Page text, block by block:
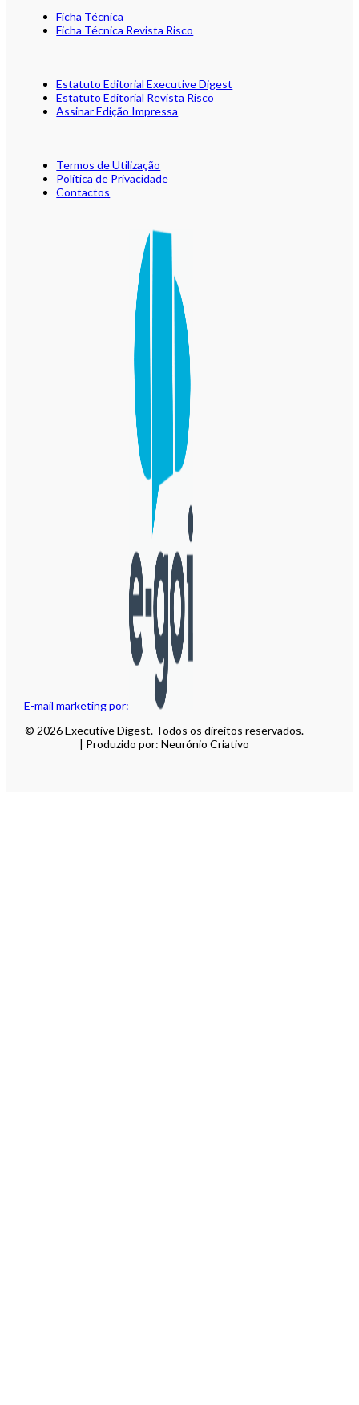
E-mail marketing por:
Ficha Técnica
Ficha Técnica Revista Risco
Estatuto Editorial Executive Digest
Estatuto Editorial Revista Risco
Assinar Edição Impressa
Termos de Utilização
Política de Privacidade
Contactos
© 2026 Executive Digest. Todos os direitos reservados.
| Produzido por: Neurónio Criativo